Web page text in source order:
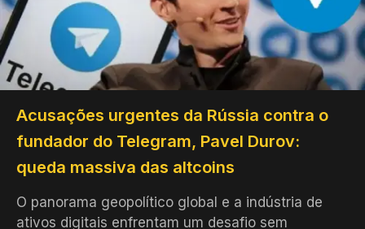
Acusações urgentes da Rússia contra o
fundador do Telegram, Pavel Durov:
queda massiva das altcoins
O panorama geopolítico global e a indústria de
ativos digitais enfrentam um desafio sem